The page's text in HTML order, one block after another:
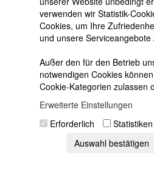
besten
per E-
verwenden wir Statistik-
Cookies, um Ihre
und unsere
Außer den für den Betrieb
notwendigen Cookies
Cookie-Kategorien zulassen
Erweiterte Einstellungen
Erforderlich
Statistiken
Auswahl bestätigen